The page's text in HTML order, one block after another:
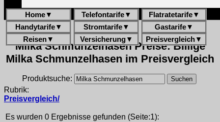
Home▼ Telefontarife▼ Flatratetarife▼
Handytarife▼ Stromtarife▼ Gastarife▼
Reisen▼ Versicherung▼ Preisvergleich▼
Milka Schmunzelhasen Preise: Billige
Milka Schmunzelhasen im Preisvergleich
Produktsuche:
Rubrik:
Preisvergleich/
Es wurden 0 Ergebnisse gefunden (Seite:1):